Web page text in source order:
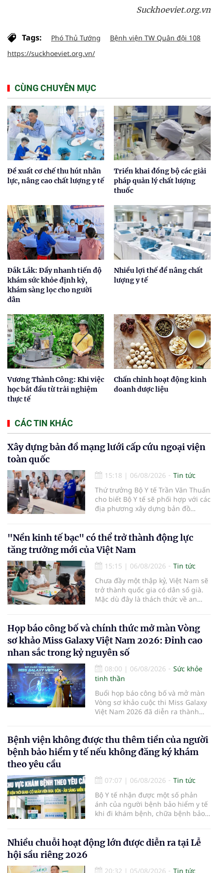
Suckhoeviet.org.vn
Tags: Phó Thủ Tướng
Bệnh viện TW Quân đội 108
https://suckhoeviet.org.vn/
CÙNG CHUYÊN MỤC
Đề xuất cơ chế thu hút nhân
lực, nâng cao chất lượng y tế
Triển khai đồng bộ các giải
pháp quản lý chất lượng
thuốc
Đắk Lắk: Đẩy nhanh tiến độ
khám sức khỏe định kỳ,
khám sàng lọc cho người
dân
Nhiều lợi thế để nâng chất
lượng y tế
Vương Thành Công: Khi việc
học bắt đầu từ trải nghiệm
thực tế
Chấn chỉnh hoạt động kinh
doanh dược liệu
CÁC TIN KHÁC
Xây dựng bản đồ mạng lưới cấp cứu ngoại viện
toàn quốc
15:18 | 06/08/2026
Tin tức
Thứ trưởng Bộ Y tế Trần Văn Thuấn
cho biết Bộ Y tế sẽ phối hợp với các
địa phương xây dựng bản đồ
thiện cơ chế tài chính và đa dạng
hóa phương tiện nhằm nâng cao
năng lực cấp cứu trước viện trên
phạm vi cả nước.
"Nền kinh tế bạc" có thể trở thành động lực
tăng trưởng mới của Việt Nam
15:15 | 06/08/2026
Tin tức
Chưa đầy một thập kỷ, Việt Nam sẽ
trở thành quốc gia có dân số già.
Mặc dù đây là thách thức về an
có giá trị hàng tỷ USD.
Họp báo công bố và chính thức mở màn Vòng
sơ khảo Miss Galaxy Việt Nam 2026: Đỉnh cao
nhan sắc trong kỷ nguyên số
08:00 | 06/08/2026
Sức khỏe
tinh thần
Buổi họp báo công bố và mở màn
Vòng sơ khảo cuộc thi Miss Galaxy
Việt Nam 2026 đã diễn ra thành
sắc quy mô, khác biệt và tiên
phong – nơi tôn vinh vẻ đẹp thời
đại mới kết hợp giữa Tri thức, Bản
Bệnh viện không được thu thêm tiền của người
bệnh bảo hiểm y tế nếu không đăng ký khám
theo yêu cầu
07:07 | 06/08/2026
Tin tức
Bộ Y tế nhận được một số phản
ánh của người bệnh bảo hiểm y tế
khi đi khám bệnh, chữa bệnh bảo
bệnh, chữa bệnh theo yêu cầu
nhưng vẫn phải nộp thêm các chi
phần cùng chi trả.
Nhiều chuỗi hoạt động lớn được diễn ra tại Lễ
hội sầu riêng 2026
20:32 | 05/08/2026
Tin tức